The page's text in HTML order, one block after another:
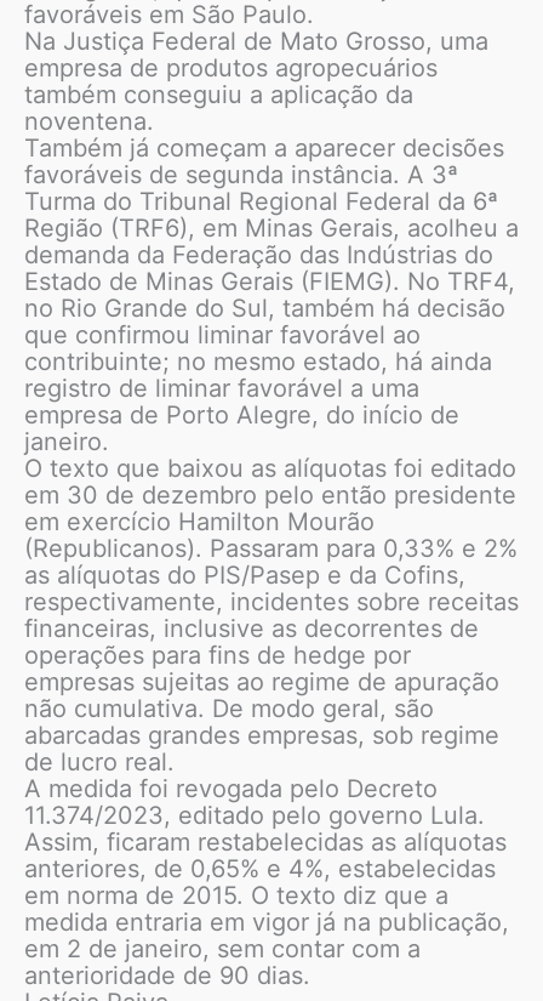
favoráveis em São Paulo.
Na Justiça Federal de Mato Grosso, uma
empresa de produtos agropecuários
também conseguiu a aplicação da
noventena.
Também já começam a aparecer decisões
favoráveis de segunda instância. A 3ª
Turma do Tribunal Regional Federal da 6ª
Região (TRF6), em Minas Gerais, acolheu a
demanda da Federação das Indústrias do
Estado de Minas Gerais (FIEMG). No TRF4,
no Rio Grande do Sul, também há decisão
que confirmou liminar favorável ao
contribuinte; no mesmo estado, há ainda
registro de liminar favorável a uma
empresa de Porto Alegre, do início de
janeiro.
O texto que baixou as alíquotas foi editado
em 30 de dezembro pelo então presidente
em exercício Hamilton Mourão
(Republicanos). Passaram para 0,33% e 2%
as alíquotas do PIS/Pasep e da Cofins,
respectivamente, incidentes sobre receitas
financeiras, inclusive as decorrentes de
operações para fins de hedge por
empresas sujeitas ao regime de apuração
não cumulativa. De modo geral, são
abarcadas grandes empresas, sob regime
de lucro real.
A medida foi revogada pelo Decreto
11.374/2023, editado pelo governo Lula.
Assim, ficaram restabelecidas as alíquotas
anteriores, de 0,65% e 4%, estabelecidas
em norma de 2015. O texto diz que a
medida entraria em vigor já na publicação,
em 2 de janeiro, sem contar com a
anterioridade de 90 dias.